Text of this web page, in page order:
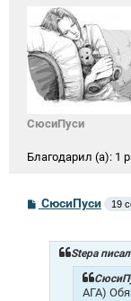
СюсиПуси
Благодарил (а): 1
С
о
СюсиПуси 19
Stepa
АГА)